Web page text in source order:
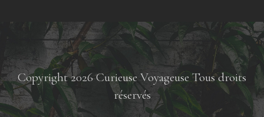
Copyright 2026 Curieuse Voyageuse Tous droits
réservés